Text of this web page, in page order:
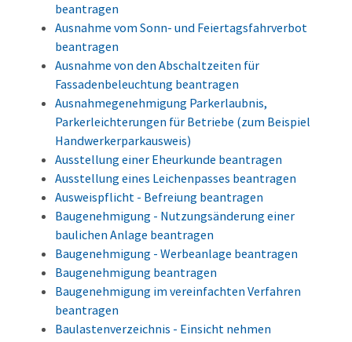
beantragen
Ausnahme vom Sonn- und Feiertagsfahrverbot
beantragen
Ausnahme von den Abschaltzeiten für
Fassadenbeleuchtung beantragen
Ausnahmegenehmigung Parkerlaubnis,
Parkerleichterungen für Betriebe (zum Beispiel
Handwerkerparkausweis)
Ausstellung einer Eheurkunde beantragen
Ausstellung eines Leichenpasses beantragen
Ausweispflicht - Befreiung beantragen
Baugenehmigung - Nutzungsänderung einer
baulichen Anlage beantragen
Baugenehmigung - Werbeanlage beantragen
Baugenehmigung beantragen
Baugenehmigung im vereinfachten Verfahren
beantragen
Baulastenverzeichnis - Einsicht nehmen